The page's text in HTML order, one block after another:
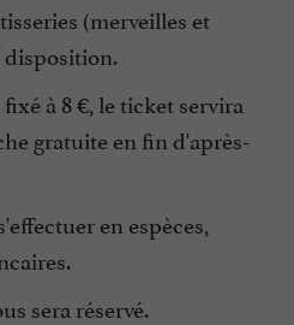
(merveilles et
disposition.
à 8 €, le ticket servira
gratuite en fin d'après-
en espèces,
sera réservé.